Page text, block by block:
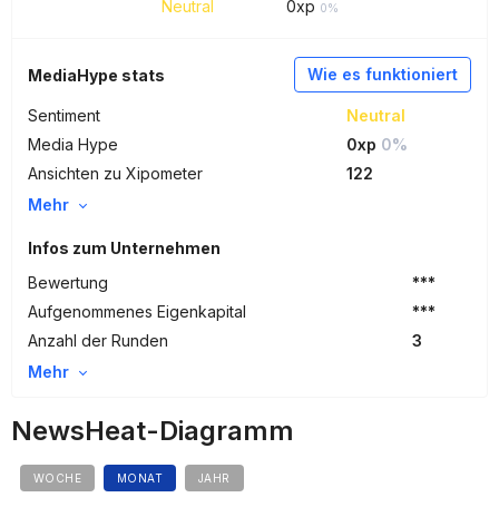
Neutral 0xp 0%
Wie es funktioniert
MediaHype stats
Sentiment
Neutral
Media Hype
0xp 0%
Ansichten zu Xipometer
122
Mehr
Infos zum Unternehmen
Bewertung
***
Aufgenommenes Eigenkapital
***
Anzahl der Runden
3
Mehr
NewsHeat-Diagramm
WOCHE MONAT JAHR